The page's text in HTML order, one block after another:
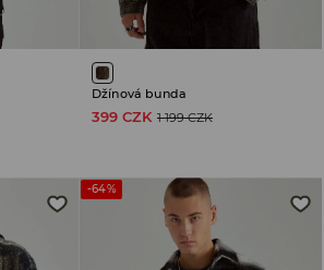
Džínová bunda
399 CZK 1 199 CZK
-64%